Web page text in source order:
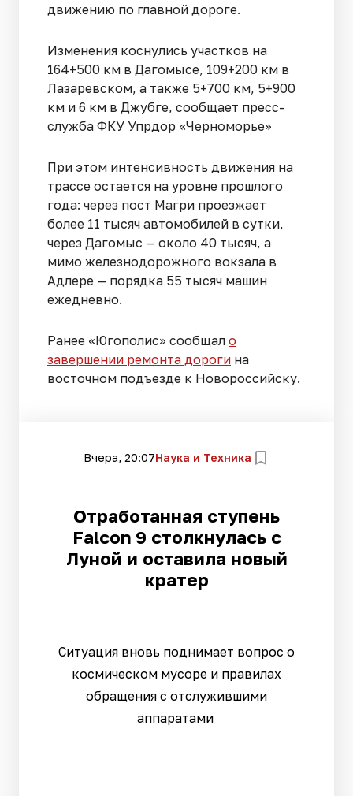
движению по главной дороге.
Изменения коснулись участков на
164+500 км в Дагомысе, 109+200 км в
Лазаревском, а также 5+700 км, 5+900
км и 6 км в Джубге, сообщает пресс-
служба ФКУ Упрдор «Черноморье»
При этом интенсивность движения на
трассе остается на уровне прошлого
года: через пост Магри проезжает
более 11 тысяч автомобилей в сутки,
через Дагомыс — около 40 тысяч, а
мимо железнодорожного вокзала в
Адлере — порядка 55 тысяч машин
ежедневно.
Ранее «Югополис» сообщал о
завершении ремонта дороги на
восточном подъезде к Новороссийску.
Вчера, 20:07Наука и Техника
Отработанная ступень
Falcon 9 столкнулась с
Луной и оставила новый
кратер
Ситуация вновь поднимает вопрос о
космическом мусоре и правилах
обращения с отслужившими
аппаратами